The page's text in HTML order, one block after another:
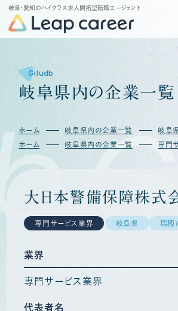
岐阜・愛知のハイクラス求人開拓型転職エージェント
Gifudb
岐阜県 内の企業一覧
ホーム 岐阜県内の企業一覧 岐阜
ホーム
岐阜県内の企業一覧 専門
大日本警備保障株式
専門サービス業界 岐阜県 瑞穂
業界
専門サービス業界
代表者名